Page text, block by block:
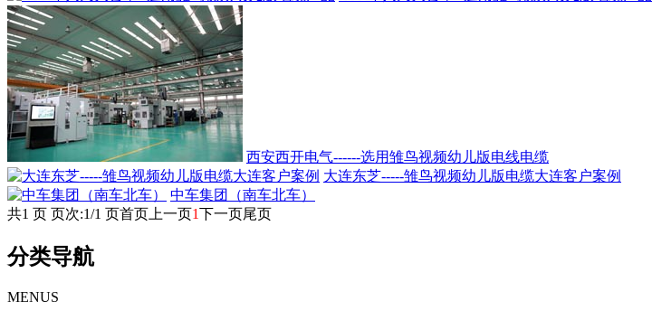
西安西开电气------选用雏鸟视频幼儿版电线电缆
大连东芝-----雏鸟视频幼儿版电缆大连客户案例
中车集团（南车北车）
共1 页 页次:1/1 页首页上一页1下一页尾页
分类导航
MENUS